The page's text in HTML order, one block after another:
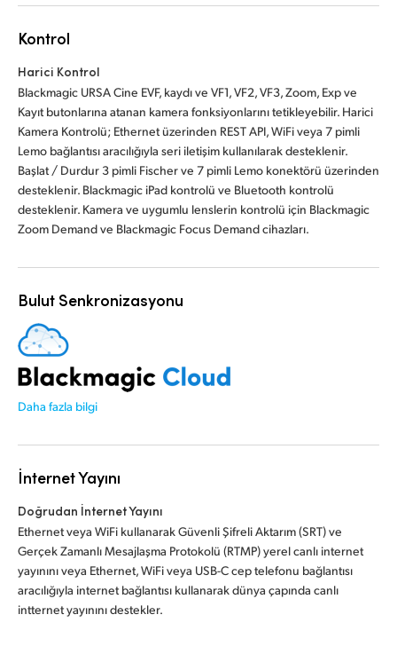
Kontrol
Harici Kontrol
Blackmagic URSA Cine EVF, kaydı ve VF1, VF2, VF3, Zoom, Exp ve
Kayıt butonlarına atanan kamera fonksiyonlarını tetikleyebilir. Harici
Kamera Kontrolü; Ethernet üzerinden REST API, WiFi veya 7 pimli
Lemo bağlantısı aracılığıyla seri iletişim kullanılarak desteklenir.
Başlat / Durdur 3 pimli Fischer ve 7 pimli Lemo konektörü üzerinden
desteklenir. Blackmagic iPad kontrolü ve Bluetooth kontrolü
desteklenir. Kamera ve uygumlu lenslerin kontrolü için Blackmagic
Zoom Demand ve Blackmagic Focus Demand cihazları.
Bulut Senkronizasyonu
Daha fazla bilgi
İnternet Yayını
Doğrudan İnternet Yayını
Ethernet veya WiFi kullanarak Güvenli Şifreli Aktarım (SRT) ve
Gerçek Zamanlı Mesajlaşma Protokolü (RTMP) yerel canlı internet
yayınını veya Ethernet, WiFi veya USB-C cep telefonu bağlantısı
aracılığıyla internet bağlantısı kullanarak dünya çapında canlı
intternet yayınını destekler.